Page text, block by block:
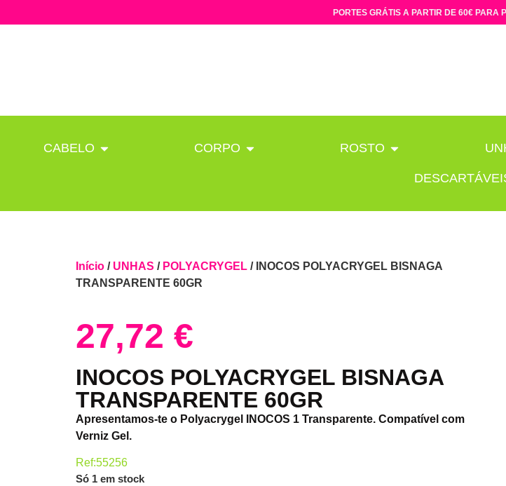
PORTES GRÁTIS A PARTIR DE 60€ PARA
CABELO CORPO ROSTO
Início/ UNHAS / POLYACRYGEL/ INOCOS POLYACRYGEL BISNAGA
TRANSPARENTE 60GR
27,72 €
INOCOS POLYACRYGEL BISNAGA
TRANSPARENTE 60GR
Apresentamos-te o Polyacrygel INOCOS 1 Transparente. Compatível com
Verniz Gel.
Ref:55256
Só 1 em stock